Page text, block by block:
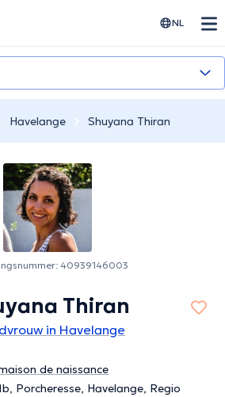
NL
Havelange Shuyana Thiran
40939146003
Thiran
in Havelange
de naissance
Porcheresse, Havelange, Regio